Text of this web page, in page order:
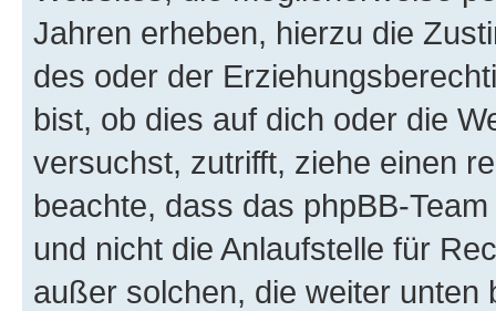
Jahren erheben, hierzu die
des oder der
bist, ob dies auf dich oder die
versuchst, zutrifft, ziehe einen
beachte, dass das phpBB-
und nicht die Anlaufstelle für
außer solchen, die weiter unten